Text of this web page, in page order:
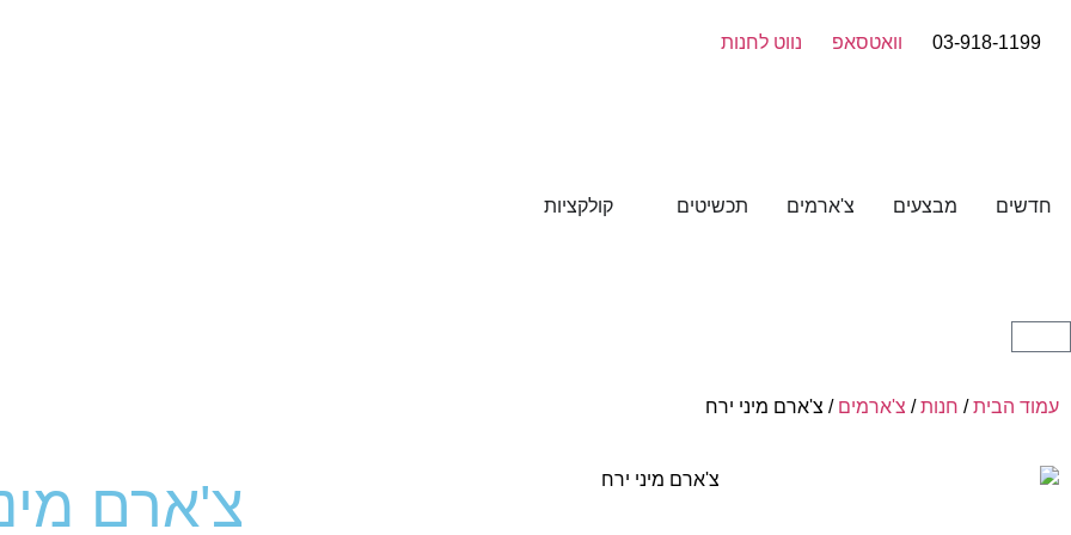
03-918-1199 וואטסאפ נווט לחנות
חדשים מבצעים צ'ארמים תכשיטים קולקציות
עמוד הבית/ חנות/ צ'ארמים / צ'ארם מיני ירח
צ'ארם